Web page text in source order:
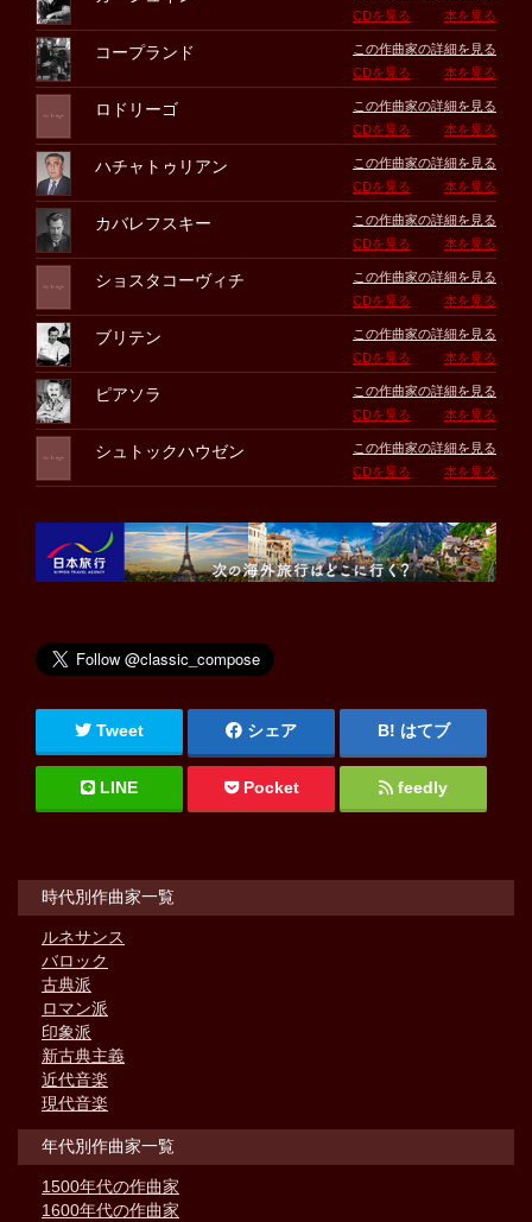
CDを見る
本を見る
コープランド
この作曲家の詳細を見る
CDを見る
本を見る
ロドリーゴ
この作曲家の詳細を見る
CDを見る
本を見る
ハチャトゥリアン
この作曲家の詳細を見る
CDを見る
本を見る
カバレフスキー
この作曲家の詳細を見る
CDを見る
本を見る
ショスタコーヴィチ
この作曲家の詳細を見る
CDを見る
本を見る
ブリテン
この作曲家の詳細を見る
CDを見る
本を見る
ピアソラ
この作曲家の詳細を見る
CDを見る
本を見る
シュトックハウゼン
この作曲家の詳細を見る
CDを見る
本を見る
Tweet シェア はてブ
LINE Pocket feedly
時代別作曲家一覧
ルネサンス
バロック
古典派
ロマン派
印象派
新古典主義
近代音楽
現代音楽
年代別作曲家一覧
1500年代の作曲家
1600年代の作曲家